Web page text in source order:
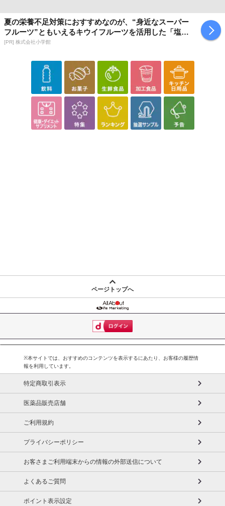
参考の掲載画像や画像内のバーコードなど、お届け商品と多少異な
る場合がございます。
また、[新たな加工食品の原料原産地表示制度]の経過措置期間の終
合がございます。
あらかじめご了承いただいた上でお申込みください。なお、本理由
によるお申込み後のキャンセル・返品交換は対応いたしかねます。
【お支払いについて】
※お支払い方法は、電話料金合算払い、クレジットカード払い、dポ
イントがご利用いただけます。
転売等、目的以外での利用が確認された場合は、サービス利用を停
※こちらの商品については商品の発送完了後、
めご了承ください。
発送日カレンダー
休業日
夏の栄養不足対策におすすめなのが、“身近なスーパー
フルーツ”ともいえるキウイフルーツを活用した「塩キ
ウイ」
[PR] 株式会社小学館
ページトップへ
※本サイトでは、おすすめのコンテンツを表示するにあたり、お客様の履歴情
報を利用しています。
特定商取引表示
医薬品販売店舗
ご利用規約
プライバシーポリシー
お客さまご利用端末からの情報の外部送信について
よくあるご質問
ポイント表示設定